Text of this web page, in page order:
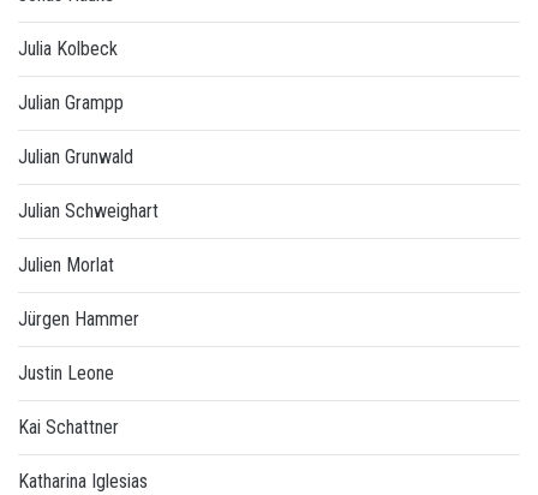
Julia Kolbeck
Julian Grampp
Julian Grunwald
Julian Schweighart
Julien Morlat
Jürgen Hammer
Justin Leone
Kai Schattner
Katharina Iglesias